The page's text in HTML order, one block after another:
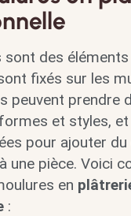
sont des
fixés sur les
peuvent prendre
et styles,
pour ajouter
une pièce. Voici
en
: